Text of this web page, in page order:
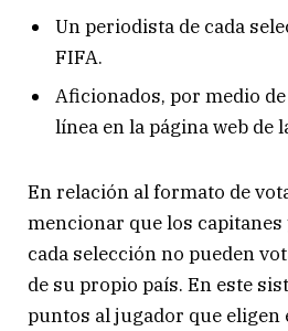
Un periodista de cada
FIFA.
Aficionados, por medio
línea en la página web de
En relación al formato de
mencionar que los
cada selección no pueden
de su propio país. En este
puntos al jugador que eligen